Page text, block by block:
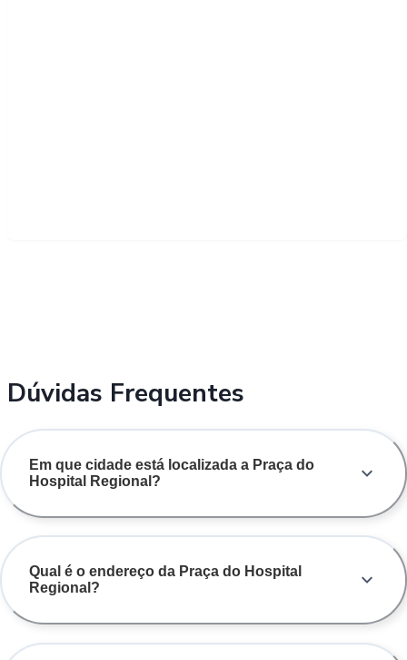
Dúvidas Frequentes
Em que cidade está localizada a Praça do
Hospital Regional?
Qual é o endereço da Praça do Hospital
Regional?